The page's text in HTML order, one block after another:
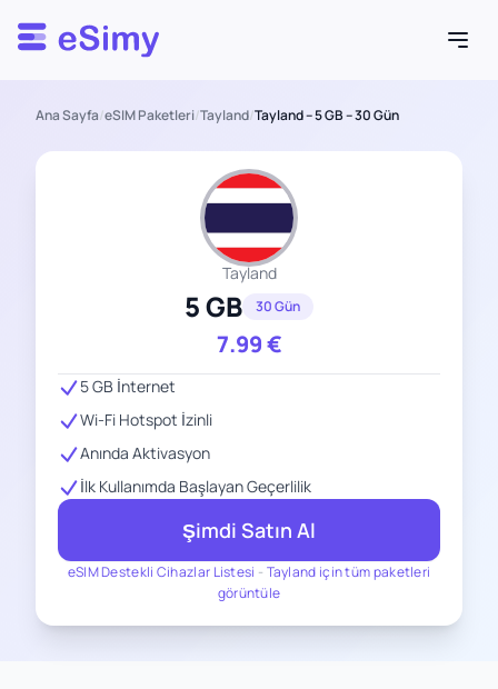
Esimy
Ana Sayfa/eSIM Paketleri/Tayland/Tayland – 5 GB – 30 Gün
Tayland
5 GB 30 Gün
7.99€
eSIM Destekli Cihazlar Listesi - Tayland için tüm paketleri
görüntüle
5 GB İnternet
Wi-Fi Hotspot İzinli
Anında Aktivasyon
İlk Kullanımda Başlayan Geçerlilik
Şimdi Satın Al